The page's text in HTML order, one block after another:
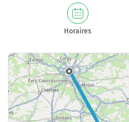
Horaires